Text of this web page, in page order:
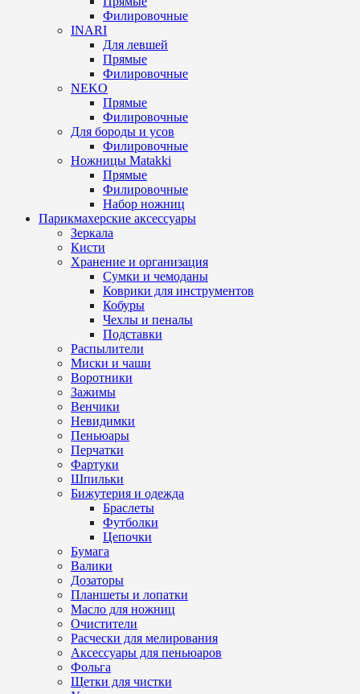
Филировочные
INARI
Для левшей
Прямые
Филировочные
NEKO
Прямые
Филировочные
Для бороды и усов
Филировочные
Ножницы Matakki
Прямые
Филировочные
Набор ножниц
Парикмахерские аксессуары
Зеркала
Кисти
Хранение и организация
Сумки и чемоданы
Коврики для инструментов
Кобуры
Чехлы и пеналы
Подставки
Распылители
Миски и чаши
Воротники
Зажимы
Венчики
Невидимки
Пеньюары
Перчатки
Фартуки
Шпильки
Бижутерия и одежда
Браслеты
Футболки
Цепочки
Бумага
Валики
Дозаторы
Планшеты и лопатки
Масло для ножниц
Очистители
Расчески для мелирования
Аксессуары для пеньюаров
Фольга
Щетки для чистки